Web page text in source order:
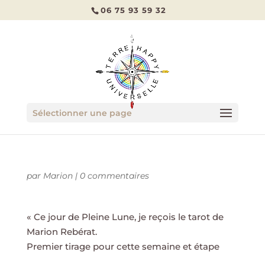
06 75 93 59 32
Sélectionner une page
par Marion| 0 commentaires
« Ce jour de Pleine Lune, je reçois le tarot de
Marion Rebérat.
Premier tirage pour cette semaine et étape